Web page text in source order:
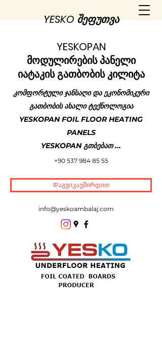
YESKO შეფუთვა
YESKOPAN
მოდულირების პანელი
იატაკის გათბობის კილიტა
კომფორტული ჯანსაღი და ეკონომიკური
გათბობის ახალი ტექნოლოგია
YESKOPAN FOIL FLOOR HEATING
PANELS
YESKOPAN გთბებათ ...
+90 537 984 85 55
Დაგვიკავშირდით
info@yeskoambalaj.com